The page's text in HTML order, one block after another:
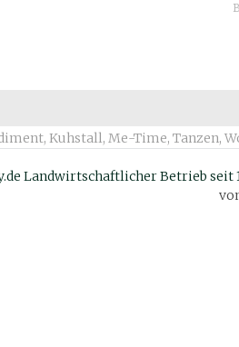
, Kuhstall, Me-Time, Tanzen,
Landwirtschaftlicher Betrieb seit